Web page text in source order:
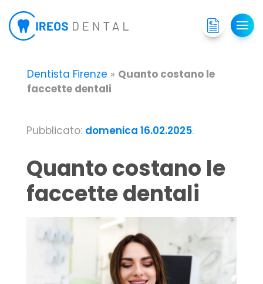
Dentista Firenze » Quanto costano le
faccette dentali
Pubblicato: domenica 16.02.2025.
Quanto costano le
faccette dentali